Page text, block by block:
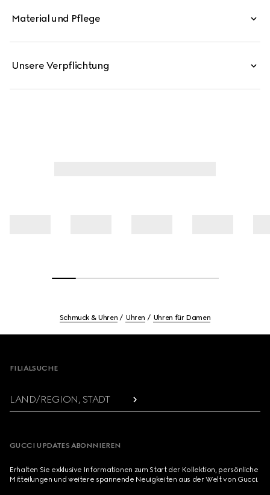
Material und Pflege
Unsere Verpflichtung
Schmuck & Uhren Uhren Uhren für Damen
FILIALSUCHE
LAND/REGION, STADT
GUCCI UPDATES ABONNIEREN
Erhalten Sie exklusive Informationen zum Start der Kollektion, persönliche
Mitteilungen und weitere spannende Neuigkeiten aus der Welt von Gucci.